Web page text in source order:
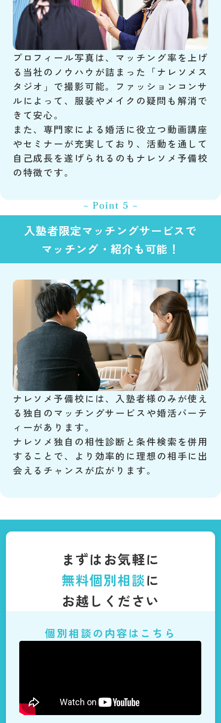
プロフィール写真は、マッチング率を上げ
る当社のノウハウが詰まった「ナレソメス
タジオ」で撮影可能。ファッションコンサ
ルによって、服装やメイクの疑問も解消で
きて安心。
また、専門家による婚活に役立つ動画講座
やセミナーが充実しており、活動を通して
自己成長を遂げられるのもナレソメ予備校
の特徴です。
入塾者限定マッチングサービスで
マッチング・紹介も可能！
ナレソメ予備校には、入塾者様のみが使え
る独自のマッチングサービスや婚活パーテ
ィーがあります。
ナレソメ独自の相性診断と条件検索を併用
することで、より効率的に理想の相手に出
会えるチャンスが広がります。
まずはお気軽に
無料個別相談に
お越しください
個別相談の内容はこちら